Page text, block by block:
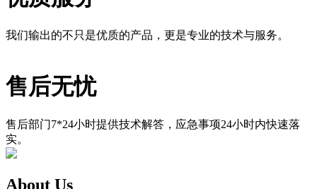
我们输出的不只是优质的产品，更是专业的技术与服务。
售后无忧
售后部门7*24小时提供技术解答，应急事项24小时内快速落
实。
About Us